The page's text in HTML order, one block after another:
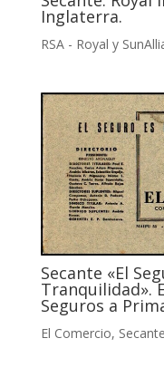
Inglaterra.
RSA - Royal y
Secante «El
Tranquilidad».
Seguros a
El Comercio,